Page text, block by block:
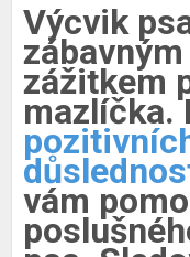
Výcvik
zážitkem
mazlíčka.
vám